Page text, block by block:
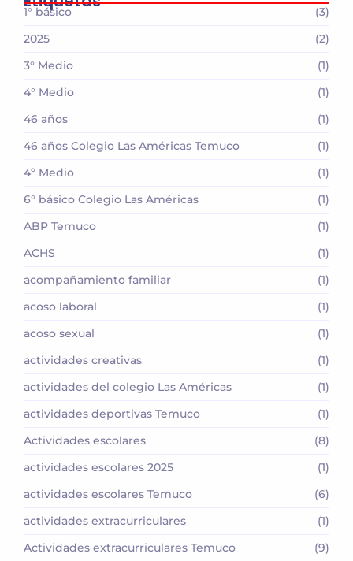
1° básico
(3)
2025
(2)
3° Medio
(1)
4° Medio
(1)
46 años
(1)
46 años Colegio Las Américas Temuco
(1)
4º Medio
(1)
6° básico Colegio Las Américas
(1)
ABP Temuco
(1)
ACHS
(1)
acompañamiento familiar
(1)
acoso laboral
(1)
acoso sexual
(1)
actividades creativas
(1)
actividades del colegio Las Américas
(1)
actividades deportivas Temuco
(1)
Actividades escolares
(8)
actividades escolares 2025
(1)
actividades escolares Temuco
(6)
actividades extracurriculares
(1)
Actividades extracurriculares Temuco
(9)